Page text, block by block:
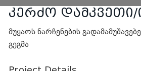
კერძო დამკვეთი/
მუყაოს ნარჩენების
გეგმა